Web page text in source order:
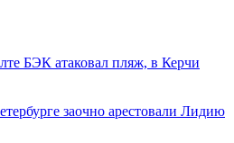
БЭК атаковал пляж, в Керчи
заочно арестовали Лидию